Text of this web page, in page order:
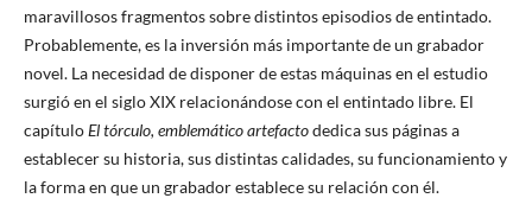
maravillosos fragmentos sobre distintos episodios de entintado.
Probablemente, es la inversión más importante de un grabador
novel. La necesidad de disponer de estas máquinas en el estudio
surgió en el siglo XIX relacionándose con el entintado libre. El
capítuloEl tórculo, emblemático artefactodedica sus páginas a
establecer su historia, sus distintas calidades, su funcionamiento y
la forma en que un grabador establece su relación con él.